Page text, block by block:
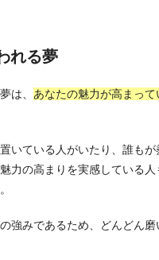
れる夢
は、 あなたの魅力が高まって
いている人がいたり、誰もが
力の高まりを実感している人
強みであるため、どんどん磨